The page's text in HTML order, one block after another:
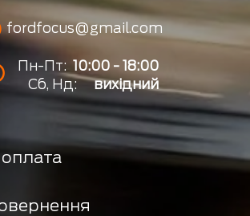
fordfocus@gmail.com
Пн-Пт: 10:00 - 18:00
Сб, Нд:
вихідний
оплата